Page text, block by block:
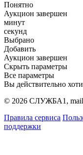
Понятно
Аукцион завершен
минут
секунд
Выбрано
Добавить
Аукцион завершен
Скрыть параметры
Все параметры
Вы действительно
© 2026 СЛУЖБА1, mail:
Правила сервиса
поддержки